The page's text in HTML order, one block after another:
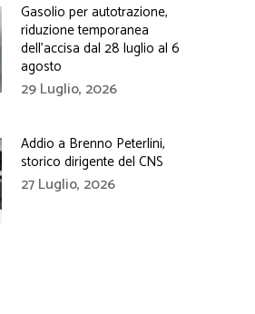
Gasolio per autotrazione,
riduzione temporanea
dell’accisa dal 28 luglio al 6
agosto
29 Luglio, 2026
Addio a Brenno Peterlini,
storico dirigente del CNS
27 Luglio, 2026